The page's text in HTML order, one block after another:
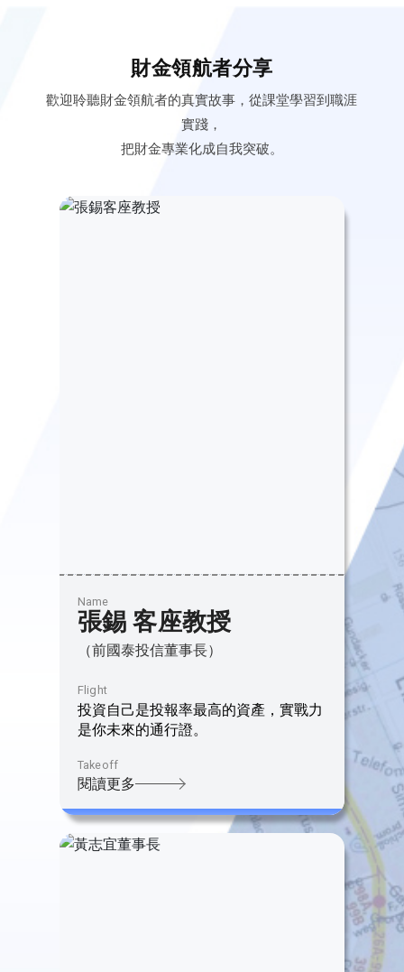
財金領航者分享
歡迎聆聽財金領航者的真實故事，從課堂學習到職涯
實踐，
把財金專業化成自我突破。
Name
張錫 客座教授
（前國泰投信董事長）
Flight
投資自己是投報率最高的資產，實戰力
是你未來的通行證。
Takeoff
閱讀更多